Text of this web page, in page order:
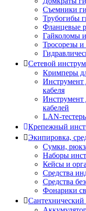
Съемники
Трубогибы
Фланцевые
Гайколомы
Тросорезы и
Сетевой
Кримперы
Инструмент
кабеля
Инструмент
кабелей
LAN-
Крепежный
Экипировка,
Сумки,
Наборы
Кейсы и
Средства
Средства
Фонарики
Сантехнический